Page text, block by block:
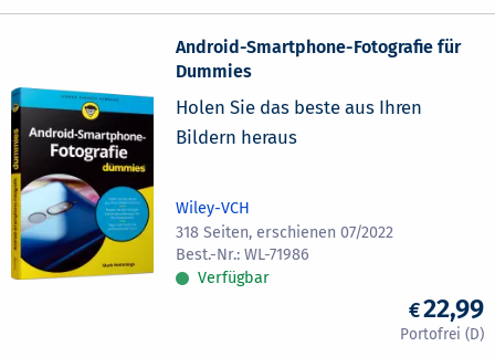
Android-Smartphone-Fotografie für
Dummies
Holen Sie das beste aus Ihren
Bildern heraus
Wiley-VCH
318 Seiten, erschienen 07/2022
WL-71986
Verfügbar
22,99